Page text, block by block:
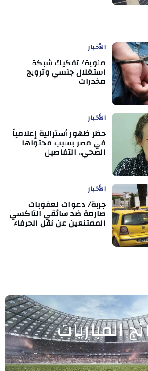
الأخبار
منوبة/ تفكيك شبكة
استغلال جنسي وترويج
مخدرات
الأخبار
حظر ظهور أسترالية إعلامياً
في مصر بسبب محتواها
الصحي.. التفاصيل
الأخبار
جربة/ دعوات لعقوبات
صارمة ضد سائقي التاكسي
الممتنعين عن نقل الحرفاء
المباريات